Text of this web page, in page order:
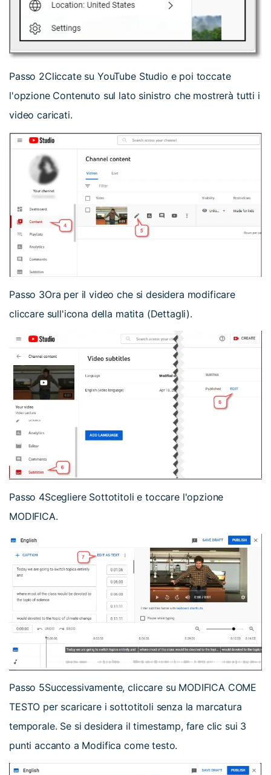
Passo 2Cliccate su YouTube Studio e poi toccate
l'opzione Contenuto sul lato sinistro che mostrerà tutti i
video caricati.
Passo 3Ora per il video che si desidera modificare
cliccare sull'icona della matita (Dettagli).
Passo 4Scegliere Sottotitoli e toccare l'opzione
MODIFICA.
Passo 5Successivamente, cliccare su MODIFICA COME
TESTO per scaricare i sottotitoli senza la marcatura
temporale. Se si desidera il timestamp, fare clic sui 3
punti accanto a Modifica come testo.